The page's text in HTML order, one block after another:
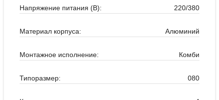
Напряжение питания (В): 220/380
Материал корпуса: Алюминий
Монтажное исполнение: Комби
Типоразмер: 080